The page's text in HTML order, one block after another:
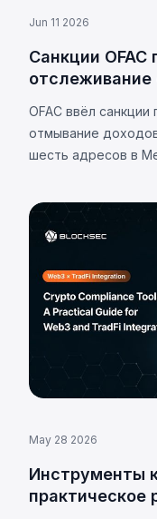
Jun 11 2026
Санкции OFAC
отслеживание
OFAC ввёл
отмывание
шесть адресов в
May 28 2026
Инструменты
практическое